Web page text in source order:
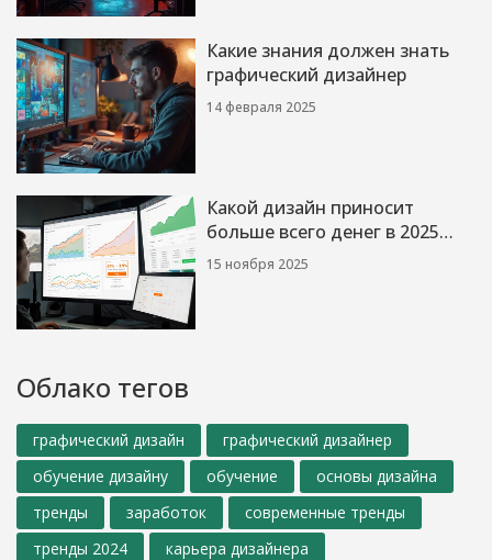
Какие знания должен знать
графический дизайнер
14 февраля 2025
Какой дизайн приносит
больше всего денег в 2025
году
15 ноября 2025
Облако тегов
графический дизайн
графический дизайнер
обучение дизайну
обучение
основы дизайна
тренды
заработок
современные тренды
тренды 2024
карьера дизайнера